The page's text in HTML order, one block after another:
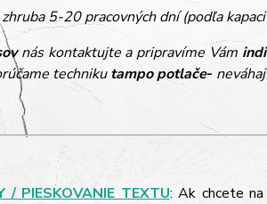
5-20 pracovných dní (podľa
nás kontaktujte a pripravíme Vám
technikutampo potlače-
/ PIESKOVANIE TEXTU: Ak chcete